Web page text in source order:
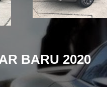
BARU 2020